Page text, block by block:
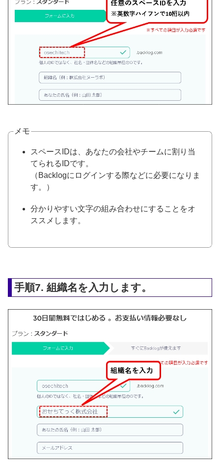
メモ
スペースIDは、あなたの会社やチームに割り当
てられるIDです。
（ Backlogにログインする際などに必要になりま
す。
）
分かりやすい文字の組み合わせにすることをオ
ススメします。
手順7. 組織名を入力します。